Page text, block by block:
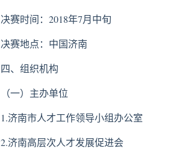
决赛时间：2018年7月中旬
决赛地点：中国济南
四、组织机构
（一）主办单位
1.济南市人才工作领导小组办公室
2.济南高层次人才发展促进会